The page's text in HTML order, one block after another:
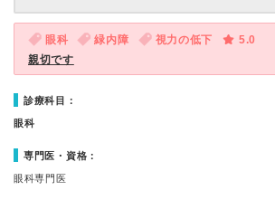
眼科 緑内障 視力の低下
5.0
親切です
診療科目：
眼科
専門医・資格：
眼科専門医